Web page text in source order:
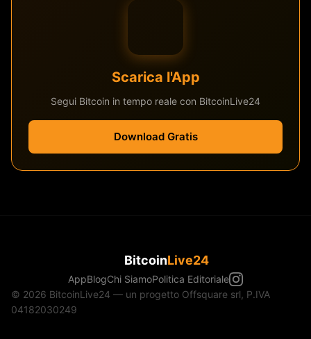
Scarica l'App
Segui Bitcoin in tempo reale con BitcoinLive24
Download Gratis
BitcoinLive24
AppBlogChi SiamoPolitica Editoriale
© 2026 BitcoinLive24 — un progetto Offsquare srl, P.IVA
04182030249